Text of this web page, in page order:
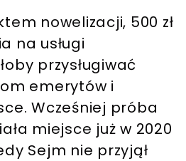
nowelizacji, 500 zł
na usługi
przysługiwać
emerytów i
. Wcześniej próba
miejsce już w 2020
Sejm nie przyjął